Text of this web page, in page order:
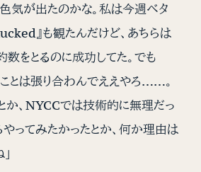
色気が出たのかな。私は今週ベタ
』も観たんだけど、あちらは
をとるのに成功してた。でも
ことは張り合わんでええやろ……。
か、NYCCでは技術的に無理だっ
ってみたかったとか、何か理由は